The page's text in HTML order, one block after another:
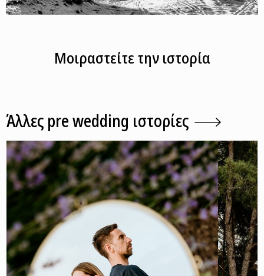
Μοιραστείτε την ιστορία
Άλλες pre wedding ιστορίες